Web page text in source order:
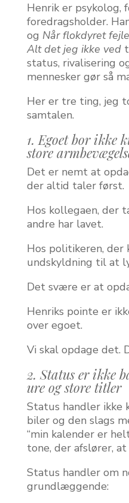
Henrik er psykolog,
foredragsholder.
og Når flokdyret
Alt det jeg ikke ved
status, rivalisering
mennesker gør så
Her er tre ting, jeg
samtalen.
1. Egoet bor ikke
store
Det er nemt at
der altid taler først.
Hos kollegaen, der
andre har lavet.
Hos politikeren, der
undskyldning til at
Det svære er at
Henriks pointe er
over egoet.
Vi skal opdage det.
2. Status er ikke
ure og store titler
Status handler ikke
biler og den slags
“min kalender er
tone, der afslører,
Status handler om
grundlæggende: